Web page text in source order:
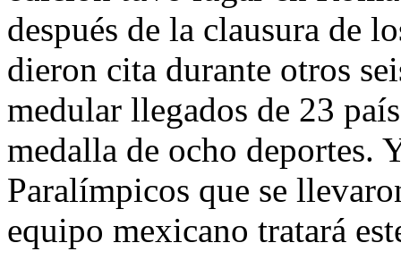
después de la clausura de
dieron cita durante otros
medular llegados de 23
medalla de ocho deportes.
Paralímpicos que se
equipo mexicano tratará